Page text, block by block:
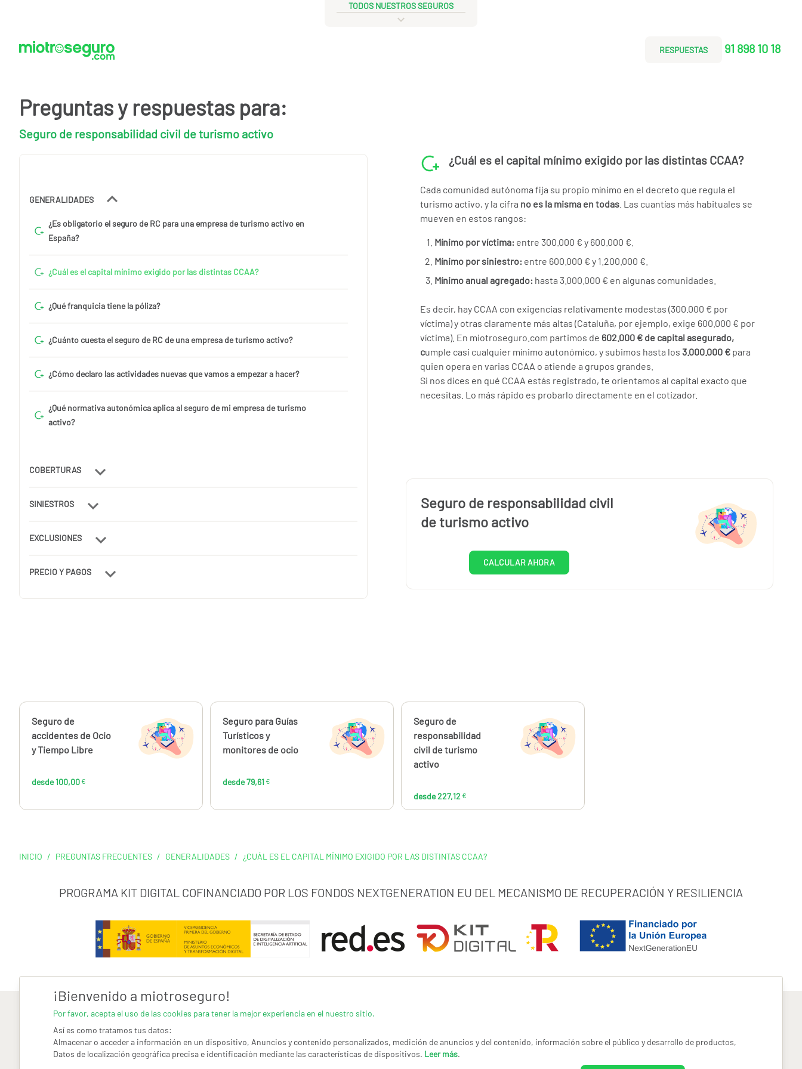
TODOS NUESTROS SEGUROS
RESPUESTAS 91 898 10 18
Preguntas y respuestas para:
Seguro de responsabilidad civil de turismo activo
GENERALIDADES
¿Es obligatorio el seguro de RC para una empresa de turismo activo en
España?
¿Cuál es el capital mínimo exigido por las distintas CCAA?
¿Qué franquicia tiene la póliza?
¿Cuánto cuesta el seguro de RC de una empresa de turismo activo?
¿Cómo declaro las actividades nuevas que vamos a empezar a hacer?
¿Qué normativa autonómica aplica al seguro de mi empresa de turismo
activo?
COBERTURAS
SINIESTROS
EXCLUSIONES
PRECIO Y PAGOS
¿Cuál es el capital mínimo exigido por las distintas CCAA?
Cada comunidad autónoma fija su propio mínimo en el decreto que regula el
turismo activo, y la cifra no es la misma en todas . Las cuantías más habituales se
mueven en estos rangos:
Mínimo por víctima: entre 300.000 € y 600.000 €.
Mínimo por siniestro: entre 600.000 € y 1.200.000 €.
Mínimo anual agregado: hasta 3.000.000 € en algunas comunidades.
Es decir, hay CCAA con exigencias relativamente modestas (300.000 € por
víctima) y otras claramente más altas (Cataluña, por ejemplo, exige 600.000 € por
víctima). En miotroseguro.com partimos de 602.000 € de capital asegurado,
cumple casi cualquier mínimo autonómico, y subimos hasta los 3.000.000 € para
quien opera en varias CCAA o atiende a grupos grandes.
Si nos dices en qué CCAA estás registrado, te orientamos al capital exacto que
necesitas. Lo más rápido es probarlo directamente en el cotizador.
Seguro de responsabilidad civil
de turismo activo
CALCULAR AHORA
Calcúlalo ahora
Seguro de
accidentes de Ocio
y Tiempo Libre
desde 100,00 €
100,00
Calcúlalo ahora
Seguro para Guías
Turísticos y
monitores de ocio
desde 79,61 €
79,61 €
Calcúlalo ahora
Seguro de
responsabilidad
civil de turismo
activo
desde 227,12 €
227,12 €
INICIO / PREGUNTAS FRECUENTES / GENERALIDADES / ¿CUÁL ES EL CAPITAL MÍNIMO EXIGIDO POR LAS DISTINTAS CCAA?
PROGRAMA KIT DIGITAL COFINANCIADO POR LOS FONDOS NEXTGENERATION EU DEL MECANISMO DE RECUPERACIÓN Y RESILIENCIA
AVISO LEGAL CONDICIONES GENERALES DE USO POLÍTICA DE PRIVACIDAD |CANAL DE DENUNCIAS |COOKIES
¡Bienvenido a miotroseguro!
Por favor, acepta el uso de las cookies para tener la mejor experiencia en el nuestro sitio.
Así es como tratamos tus datos:
Almacenar o acceder a información en un dispositivo, Anuncios y contenido personalizados, medición de anuncios y del contenido, información sobre el público y desarrollo de productos,
Datos de localización geográfica precisa e identificación mediante las características de dispositivos. Leer más.